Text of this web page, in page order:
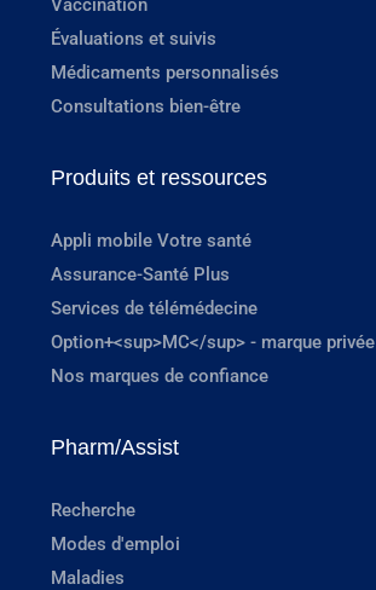
Vaccination
Évaluations et suivis
Médicaments personnalisés
Consultations bien-être
Produits et ressources
Appli mobile Votre santé
Assurance-Santé Plus
Services de télémédecine
Option+<sup>MC</sup> - marque privée
Nos marques de confiance
Pharm/Assist
Recherche
Modes d'emploi
Maladies